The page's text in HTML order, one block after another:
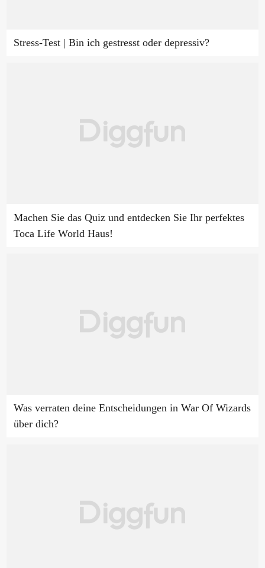
Stress-Test | Bin ich gestresst oder depressiv?
Machen Sie das Quiz und entdecken Sie Ihr perfektes
Toca Life World Haus!
Was verraten deine Entscheidungen in War Of Wizards
über dich?